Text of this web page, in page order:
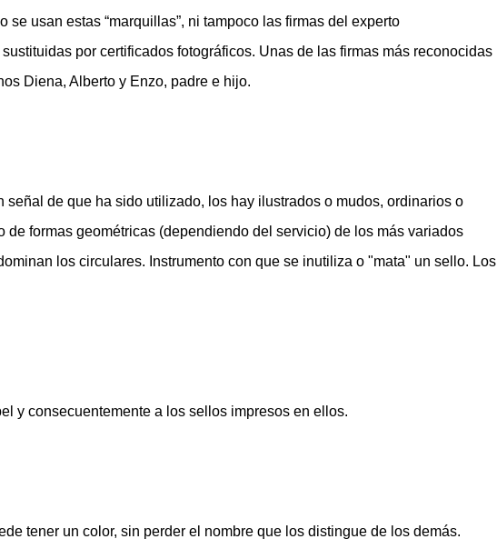
usan estas “marquillas”, ni tampoco las firmas del experto
por certificados fotográficos. Unas de las firmas más reconocidas
Diena, Alberto y Enzo, padre e hijo.
señal de que ha sido utilizado, los hay ilustrados o mudos, ordinarios o
de formas geométricas (dependiendo del servicio) de los más variados
los circulares. Instrumento con que se inutiliza o "mata" un sello. Los
y consecuentemente a los sellos impresos en ellos.
tener un color, sin perder el nombre que los distingue de los demás.